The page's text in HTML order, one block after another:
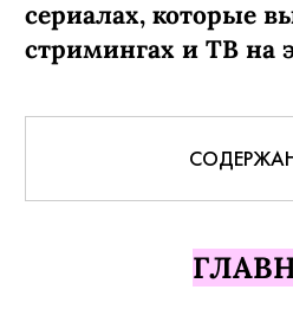
сериалах, которые
стримингах и ТВ на